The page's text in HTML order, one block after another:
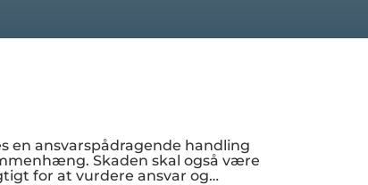
en ansvarspådragende handling
Skaden skal også være
for at vurdere ansvar og…